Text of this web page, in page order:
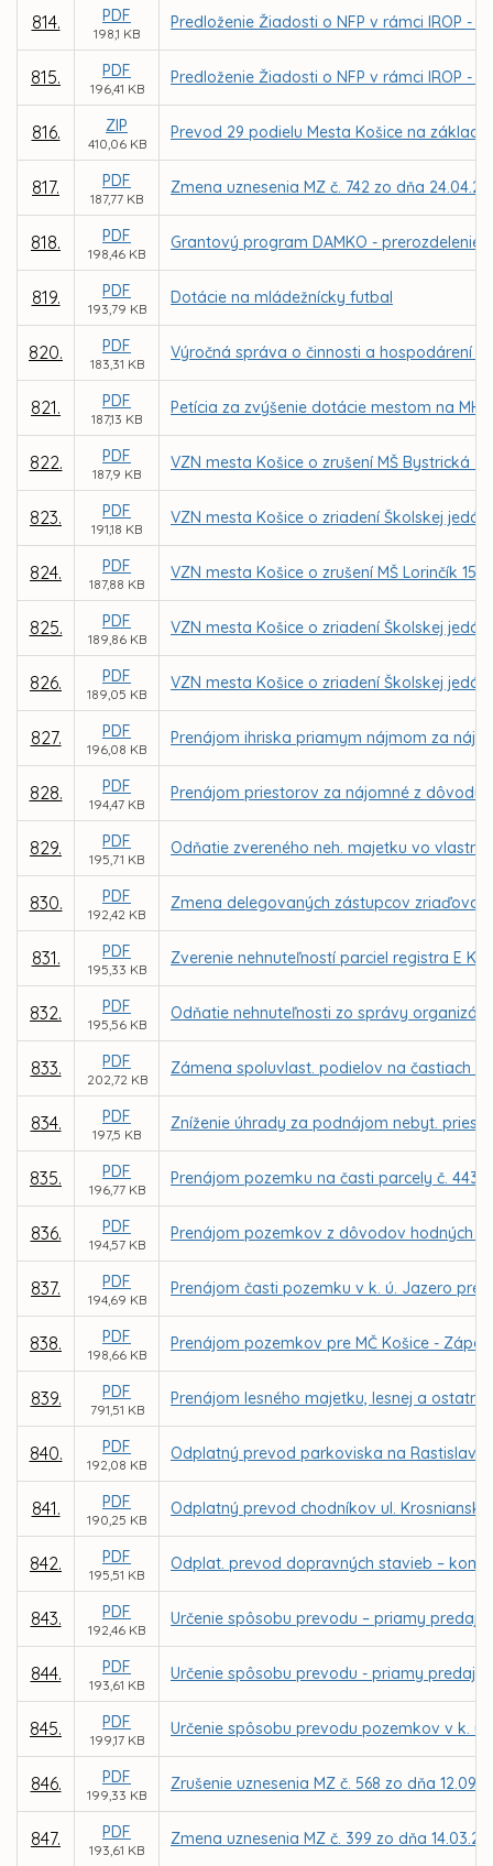
814. PDF
198,1 KB
Predloženie Žiadosti o NFP v rámci IROP -
815. PDF
196,41 KB
Predloženie Žiadosti o NFP v rámci IROP -
816. ZIP
410,06 KB
Prevod 29 podielu Mesta Košice na
817. PDF
187,77 KB
Zmena uznesenia MZ č. 742 zo dňa
818. PDF
198,46 KB
Grantový program DAMKO - prerozdelenie
819. PDF
193,79 KB
Dotácie na mládežnícky futbal
820. PDF
183,31 KB
Výročná správa o činnosti a hospodárení
821. PDF
187,13 KB
Petícia za zvýšenie dotácie mestom na
822. PDF
187,9 KB
VZN mesta Košice o zrušení MŠ Bystrická
823. PDF
191,18 KB
VZN mesta Košice o zriadení Školskej
824. PDF
187,88 KB
VZN mesta Košice o zrušení MŠ Lorinčík 15,
825. PDF
189,86 KB
VZN mesta Košice o zriadení Školskej
826. PDF
189,05 KB
VZN mesta Košice o zriadení Školskej
827. PDF
196,08 KB
Prenájom ihriska priamym nájmom za
828. PDF
194,47 KB
Prenájom priestorov za nájomné z
829. PDF
195,71 KB
Odňatie zvereného neh. majetku vo
830. PDF
192,42 KB
Zmena delegovaných zástupcov
831. PDF
195,33 KB
Zverenie nehnuteľností parciel registra E
832. PDF
195,56 KB
Odňatie nehnuteľnosti zo správy
833. PDF
202,72 KB
Zámena spoluvlast. podielov na častiach
834. PDF
197,5 KB
Zníženie úhrady za podnájom nebyt.
835. PDF
196,77 KB
Prenájom pozemku na časti parcely č.
836. PDF
194,57 KB
Prenájom pozemkov z dôvodov hodných
837. PDF
194,69 KB
Prenájom časti pozemku v k. ú. Jazero pre
838. PDF
198,66 KB
Prenájom pozemkov pre MČ Košice -
839. PDF
791,51 KB
Prenájom lesného majetku, lesnej a
840. PDF
192,08 KB
Odplatný prevod parkoviska na
841. PDF
190,25 KB
Odplatný prevod chodníkov ul.
842. PDF
195,51 KB
Odplat. prevod dopravných stavieb –
843. PDF
192,46 KB
Určenie spôsobu prevodu – priamy predaj
844. PDF
193,61 KB
Určenie spôsobu prevodu - priamy predaj
845. PDF
199,17 KB
Určenie spôsobu prevodu pozemkov v k.
846. PDF
199,33 KB
Zrušenie uznesenia MZ č. 568 zo dňa
847. PDF
193,61 KB
Zmena uznesenia MZ č. 399 zo dňa